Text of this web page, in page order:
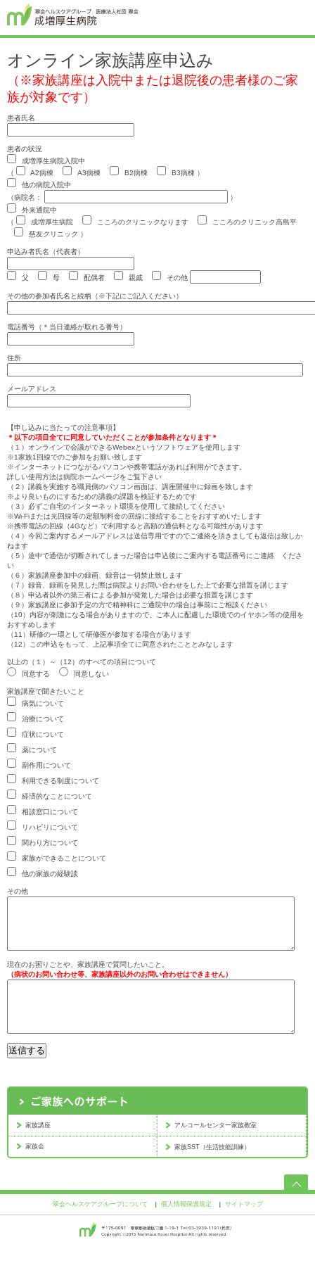
オンライン家族講座申込み
（※家族講座は入院中または退院後の患者様のご家
族が対象です）
患者氏名
患者の状況
成増厚生病院入院中
（
A2病棟 A3病棟 B2病棟 B3病棟 ）
他の病院入院中
（病院名：
）
外来通院中
（
成増厚生病院 こころのクリニックなります
こころのクリニック高島平
慈友クリニック ）
申込み者氏名（代表者）
父 母 配偶者 親戚 その他
その他の参加者氏名と続柄（※下記にご記入ください）
電話番号（＊当日連絡が取れる番号）
住所
メールアドレス
【申し込みに当たっての注意事項】
＊以下の項目全てに同意していただくことが参加条件となります＊
（１）オンラインで会議ができるWebexというソフトウェアを使用します
※1家族1回線でのご参加をお願い致します
※インターネットにつながるパソコンや携帯電話があれば利用ができます。
詳しい使用方法は病院ホームページをご覧下さい
（２）講義を実施する職員側のパソコン画面は、講座開催中に録画を致します
※より良いものにするための講義の課題を検証するためです
（３）必ずご自宅のインターネット環境を使用して接続してください
※Wi-Fiまたは光回線等の定額制料金の回線に接続することをおすすめいたします
※携帯電話の回線（4Gなど）で利用すると高額の通信料となる可能性があります
（４）今回ご案内するメールアドレスは送信専用ですのでご連絡を頂きましても返信は致しか
ねます
（５）途中で通信が切断されてしまった場合は申込後にご案内する電話番号にご連絡 くださ
い
（６）家族講座参加中の録画、録音は一切禁止致します
（７）録音、録画を発見した際は病院よりお問い合わせをした上で必要な措置を講じます
（８）申込者以外の第三者による参加が発覚した場合は必要な措置を講じます
（９）家族講座に参加予定の方で精神科にご通院中の場合は事前にご相談ください
（10）内容が刺激になる場合がありますので、ご本人に配慮した環境でのイヤホン等の使用を
おすすめします
（11）研修の一環として研修医が参加する場合があります
（12）この申込をもって、上記事項全てに同意されたこととみなします
以上の（１）～（12）のすべての項目について
同意する
同意しない
家族講座で聞きたいこと
病気について
治療について
症状について
薬について
副作用について
利用できる制度について
経済的なことについて
相談窓口について
リハビリについて
関わり方について
家族ができることについて
他の家族の経験談
その他
現在のお困りごとや、家族講座で質問したいこと。
（病状のお問い合わせ等、家族講座以外のお問い合わせはできません）
家族講座 アルコールセンター家族教室
家族会 家族SST（生活技能訓練）
翠会ヘルスケアグループについて 個人情報保護規定 サイトマップ